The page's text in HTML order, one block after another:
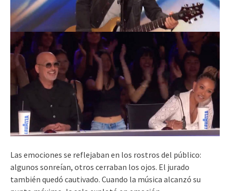
Las emociones se reflejaban en los rostros del público:
algunos sonreían, otros cerraban los ojos. El jurado
también quedó cautivado. Cuando la música alcanzó su